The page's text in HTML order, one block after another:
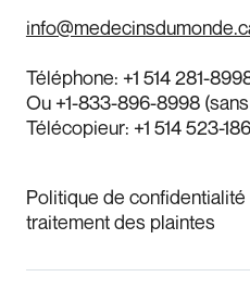
Téléphone: +1 514 281-
Ou +1-833-896-8998
Télécopieur: +1 514 523-
Politique de confidentialité
traitement des plaintes